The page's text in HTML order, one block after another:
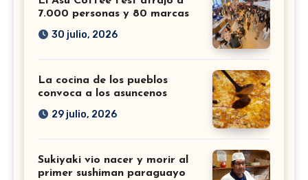
7.000 personas y 80 marcas
30 julio, 2026
La cocina de los pueblos
convoca a los asuncenos
29 julio, 2026
Sukiyaki vio nacer y morir al
primer sushiman paraguayo